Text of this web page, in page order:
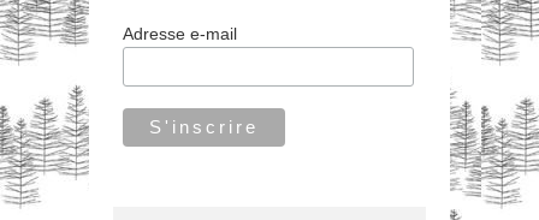
Adresse e-mail